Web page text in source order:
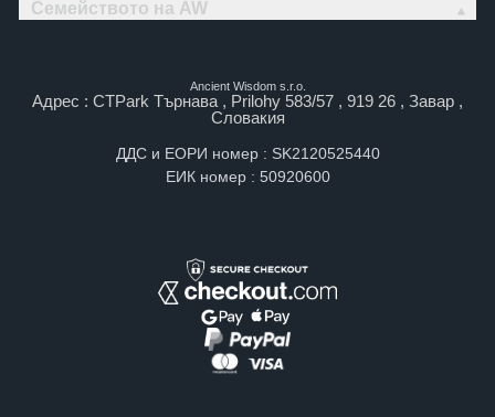
Семейството на AW
Ancient Wisdom s.r.o.
Адрес : CTPark Търнава , Prilohy 583/57 , 919 26 , Завар ,
Словакия
ДДС и ЕОРИ номер : SK2120525440
ЕИК номер : 50920600